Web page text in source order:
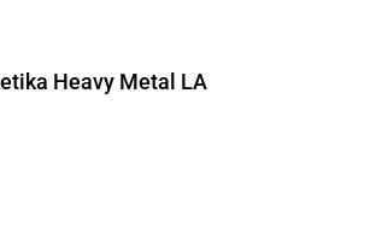
Heavy Metal LA